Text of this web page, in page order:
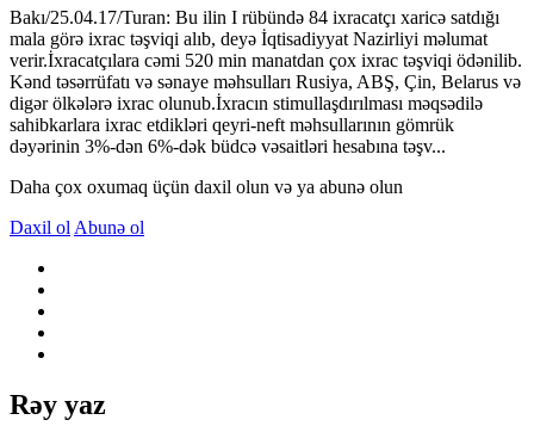
Bakı/25.04.17/Turan: Bu ilin I rübündə 84 ixracatçı xaricə satdığı
mala görə ixrac təşviqi alıb, deyə İqtisadiyyat Nazirliyi məlumat
verir.İxracatçılara cəmi 520 min manatdan çox ixrac təşviqi ödənilib.
Kənd təsərrüfatı və sənaye məhsulları Rusiya, ABŞ, Çin, Belarus və
digər ölkələrə ixrac olunub.İxracın stimullaşdırılması məqsədilə
sahibkarlara ixrac etdikləri qeyri-neft məhsullarının gömrük
dəyərinin 3%-dən 6%-dək büdcə vəsaitləri hesabına təşv...
Daha çox oxumaq üçün daxil olun və ya abunə olun
Daxil ol Abunə ol
Rəy yaz